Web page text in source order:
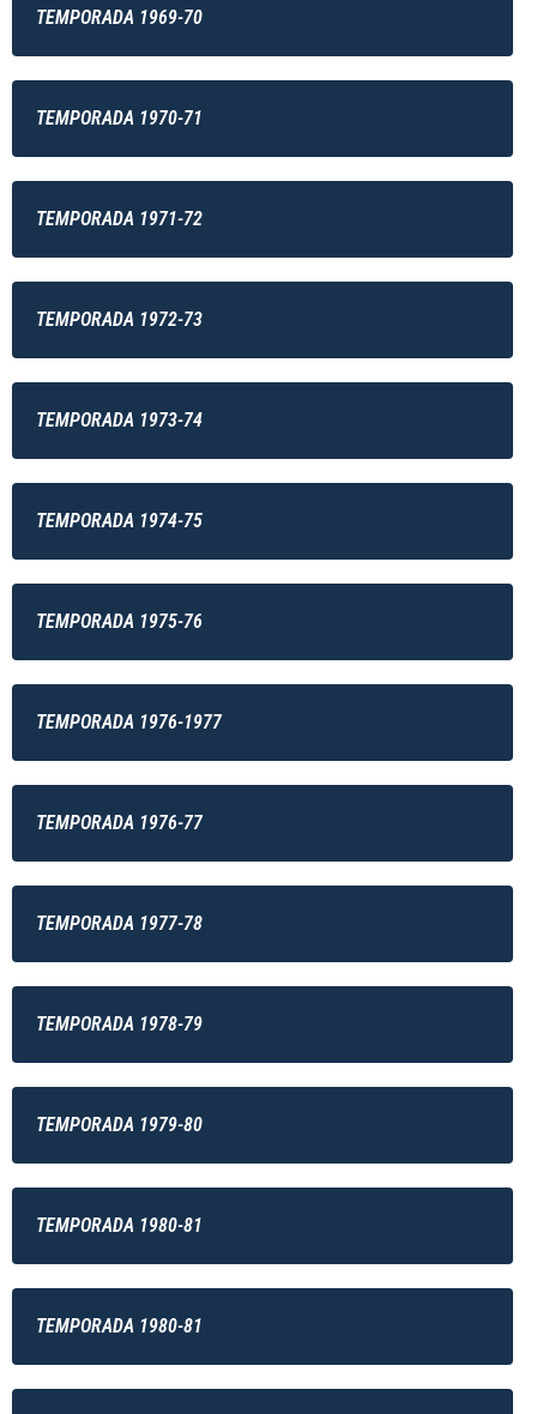
TEMPORADA 1969-70
TEMPORADA 1970-71
TEMPORADA 1971-72
TEMPORADA 1972-73
TEMPORADA 1973-74
TEMPORADA 1974-75
TEMPORADA 1975-76
TEMPORADA 1976-1977
TEMPORADA 1976-77
TEMPORADA 1977-78
TEMPORADA 1978-79
TEMPORADA 1979-80
TEMPORADA 1980-81
TEMPORADA 1980-81